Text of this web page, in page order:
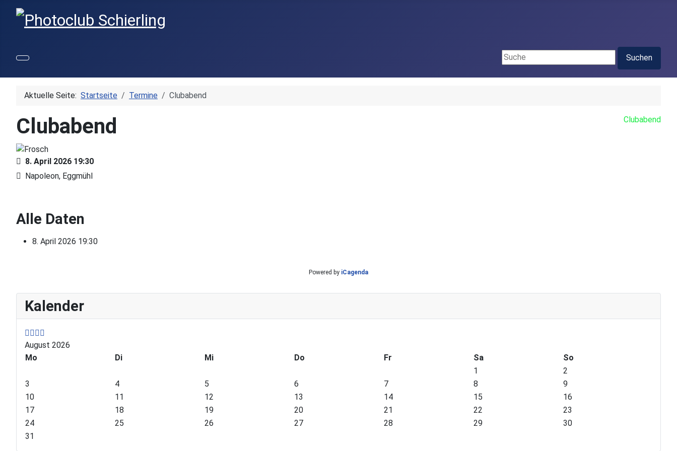
Suchen ...
Suchen
Kalender
P
e
v
i
o
s
e
a
r
P
r
e
v
i
o
o
n
t
h
N
e
x
t
Y
e
N
e
x
t
M
August 2026
Mo
Di Mi Do Fr Sa
So
1
2
3
4 5 6 7 8
9
10
11 12 13 14 15
16
17
18 19 20 21 22
23
24
25 26 27 28 29
30
31
Aktuelle Seite: Startseite Termine Clubabend
Clubabend Clubabend
8. April 2026 19:30
Napoleon, Eggmühl
Alle Daten
8. April 2026 19:30
Powered by iCagenda